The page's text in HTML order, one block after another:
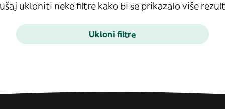
ukloniti neke filtre kako bi se prikazalo više
Ukloni filtre